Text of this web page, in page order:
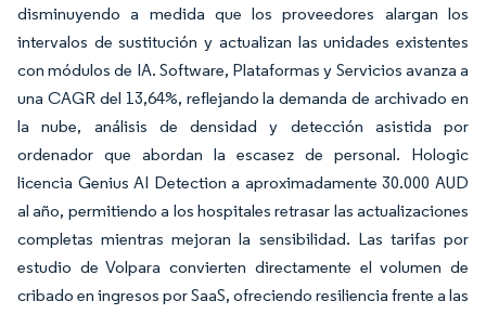
disminuyendo a medida que los proveedores alargan los
intervalos de sustitución y actualizan las unidades existentes
con módulos de IA. Software, Plataformas y Servicios avanza a
una CAGR del 13,64%, reflejando la demanda de archivado en
la nube, análisis de densidad y detección asistida por
ordenador que abordan la escasez de personal. Hologic
licencia Genius AI Detection a aproximadamente 30.000 AUD
al año, permitiendo a los hospitales retrasar las actualizaciones
completas mientras mejoran la sensibilidad. Las tarifas por
estudio de Volpara convierten directamente el volumen de
cribado en ingresos por SaaS, ofreciendo resiliencia frente a las